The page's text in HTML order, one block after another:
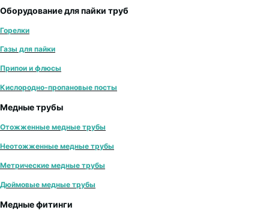
Оборудование для пайки труб
Горелки
Газы для пайки
Припои и флюсы
Кислородно-пропановые посты
Медные трубы
Отожженные медные трубы
Неотожженные медные трубы
Метрические медные трубы
Дюймовые медные трубы
Медные фитинги